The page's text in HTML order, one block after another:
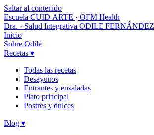
Saltar al contenido
Escuela CUID-ARTE · OFM Health
Dra. · Salud Integrativa ODILE FERNÁNDEZ
Inicio
Sobre Odile
Recetas ▾
Todas las recetas
Desayunos
Entrantes y ensaladas
Plato principal
Postres y dulces
Blog ▾